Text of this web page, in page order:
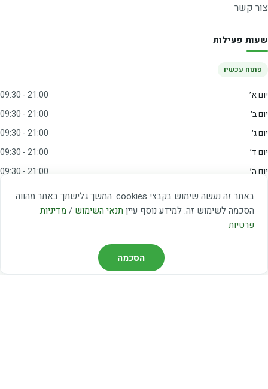
באתר זה נעשה שימוש בקבצי cookies. המשך גלישתך באתר מהווה
הסכמה לשימוש זה. למידע נוסף עיין תנאי השימוש / מדיניות
פרטיות
הסכמה
צור קשר
שעות פעילות
פתוח עכשיו
יום א׳
09:30 - 21:00
יום ב׳
09:30 - 21:00
יום ג׳
09:30 - 21:00
יום ד׳
09:30 - 21:00
יום ה׳
09:30 - 21:00
יום ו׳
09:00 - 15:00
שבת
20:00 - 23:00